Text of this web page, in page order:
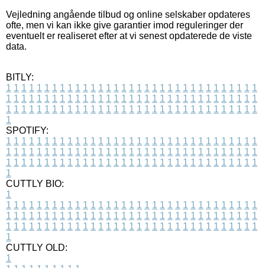
Vejledning angående tilbud og online selskaber opdateres
ofte, men vi kan ikke give garantier imod reguleringer der
eventuelt er realiseret efter at vi senest opdaterede de viste
data.
BITLY:
1 1 1 1 1 1 1 1 1 1 1 1 1 1 1 1 1 1 1 1 1 1 1 1 1 1 1 1 1 1 1 1 1
1 1 1 1 1 1 1 1 1 1 1 1 1 1 1 1 1 1 1 1 1 1 1 1 1 1 1 1 1 1 1 1 1
1 1 1 1 1 1 1 1 1 1 1 1 1 1 1 1 1 1 1 1 1 1 1 1 1 1 1 1 1 1 1 1 1
1
SPOTIFY:
1 1 1 1 1 1 1 1 1 1 1 1 1 1 1 1 1 1 1 1 1 1 1 1 1 1 1 1 1 1 1 1 1
1 1 1 1 1 1 1 1 1 1 1 1 1 1 1 1 1 1 1 1 1 1 1 1 1 1 1 1 1 1 1 1 1
1 1 1 1 1 1 1 1 1 1 1 1 1 1 1 1 1 1 1 1 1 1 1 1 1 1 1 1 1 1 1 1 1
1
CUTTLY BIO:
1
1 1 1 1 1 1 1 1 1 1 1 1 1 1 1 1 1 1 1 1 1 1 1 1 1 1 1 1 1 1 1 1 1
1 1 1 1 1 1 1 1 1 1 1 1 1 1 1 1 1 1 1 1 1 1 1 1 1 1 1 1 1 1 1 1 1
1 1 1 1 1 1 1 1 1 1 1 1 1 1 1 1 1 1 1 1 1 1 1 1 1 1 1 1 1 1 1 1 1
1
CUTTLY OLD:
1